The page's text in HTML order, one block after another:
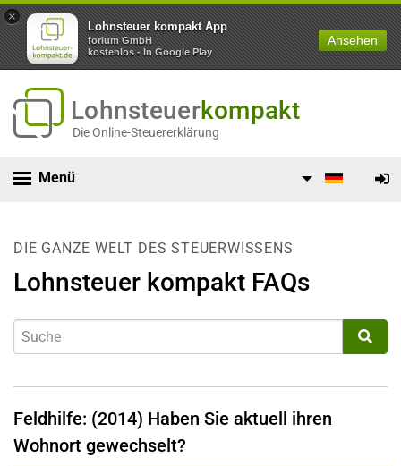
×
Lohnsteuer kompakt App
forium GmbH
kostenlos - In Google Play
Ansehen
Lohnsteuerkompakt
Die Online-Steuererklärung
Menü
DIE GANZE WELT DES STEUERWISSENS
Lohnsteuer kompakt FAQs
Feldhilfe: (2014) Haben Sie aktuell ihren
Wohnort gewechselt?